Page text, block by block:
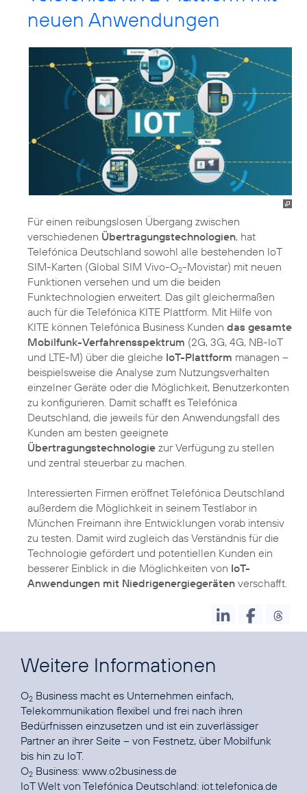
neuen Anwendungen
Für einen reibungslosen Übergang zwischen
verschiedenen Übertragungstechnologien, hat
Telefónica Deutschland sowohl alle bestehenden IoT
SIM-Karten (Global SIM Vivo-O2-Movistar) mit neuen
Funktionen versehen und um die beiden
Funktechnologien erweitert. Das gilt gleichermaßen
auch für die Telefónica KITE Plattform. Mit Hilfe von
KITE können Telefónica Business Kunden das gesamte
Mobilfunk-Verfahrensspektrum (2G, 3G, 4G, NB-IoT
und LTE-M) über die gleiche IoT-Plattform managen –
beispielsweise die Analyse zum Nutzungsverhalten
einzelner Geräte oder die Möglichkeit, Benutzerkonten
zu konfigurieren. Damit schafft es Telefónica
Deutschland, die jeweils für den Anwendungsfall des
Kunden am besten geeignete
Übertragungstechnologie zur Verfügung zu stellen
und zentral steuerbar zu machen.
Interessierten Firmen eröffnet Telefónica Deutschland
außerdem die Möglichkeit in seinem Testlabor in
München Freimann ihre Entwicklungen vorab intensiv
zu testen. Damit wird zugleich das Verständnis für die
Technologie gefördert und potentiellen Kunden ein
besserer Einblick in die Möglichkeiten von IoT-
Anwendungen mit Niedrigenergiegeräten verschafft.
Weitere Informationen
O2 Business macht es Unternehmen einfach,
Telekommunikation flexibel und frei nach ihren
Bedürfnissen einzusetzen und ist ein zuverlässiger
Partner an ihrer Seite – von Festnetz, über Mobilfunk
bis hin zu IoT.
O2 Business: www.o2business.de
IoT Welt von Telefónica Deutschland: iot.telefonica.de